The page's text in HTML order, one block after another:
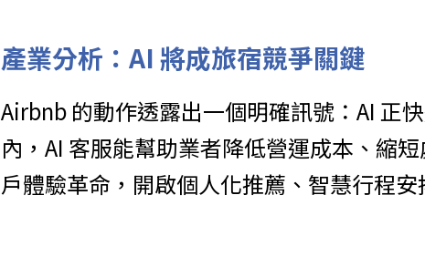
產業分析：AI 將成旅宿競爭關鍵
Airbnb 的動作透露出一個明確訊號：AI 正
內，AI 客服能幫助業者降低營運成本、縮
戶體驗革命，開啟個人化推薦、智慧行程